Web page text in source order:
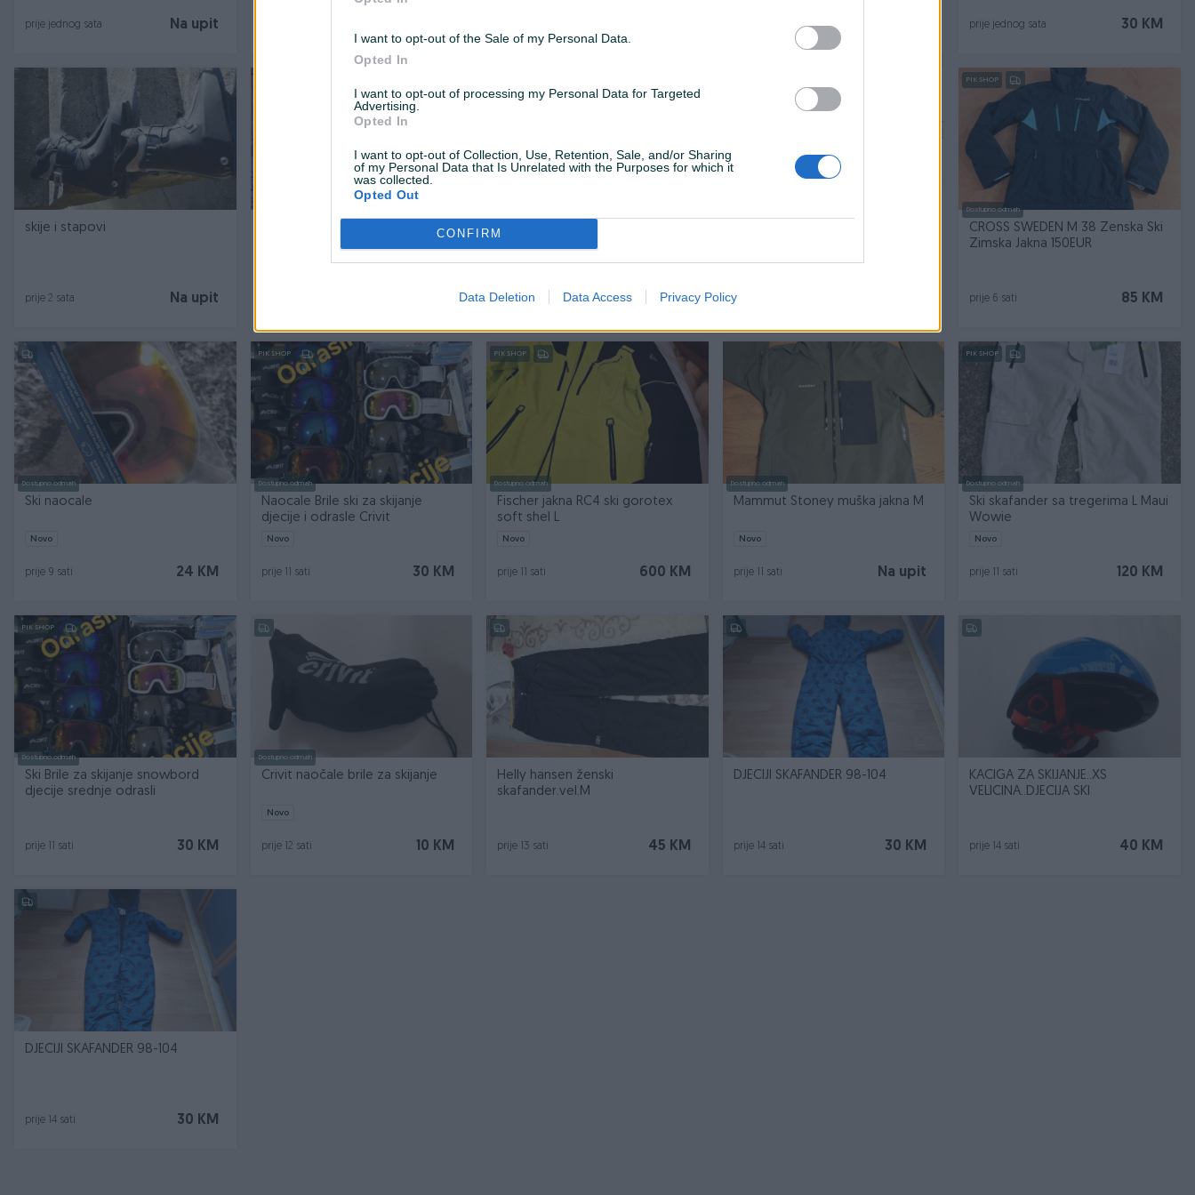
I want to opt-out of the Sale of my Personal Data.
Opted In
I want to opt-out of processing my Personal Data for Targeted
Advertising.
Opted In
I want to opt-out of Collection, Use, Retention, Sale, and/or Sharing
of my Personal Data that Is Unrelated with the Purposes for which it
was collected.
Opted Out
CONFIRM
Data Deletion Data Access Privacy Policy
Na upit
prije jednog sata prije jednog sata 30 KM
prije jednog sata
skije i stapovi
Na upit
prije 2 sata
Skije Volkl 1,70 m
45 KM
prije 3 sata
Novo
prije 4 sata
PIK SHOP
Dostupno odmah
CROSS SWEDEN M 38 Zenska Ski
Zimska Jakna 150EUR
85 KM
prije 6 sati
Dostupno odmah
Ski naocale
Novo
24 KM
prije 9 sati
PIK SHOP
Dostupno odmah
Naocale Brile ski za skijanje
djecije i odrasle Crivit
Novo
30 KM
prije 11 sati
PIK SHOP
Dostupno odmah
Fischer jakna RC4 ski gorotex
soft shel L
Novo
600 KM
prije 11 sati
Dostupno odmah
Mammut Stoney muška jakna M
Novo
Na upit
prije 11 sati
PIK SHOP
Dostupno odmah
Ski skafander sa tregerima L Maui
Wowie
Novo
120 KM
prije 11 sati
PIK SHOP
Dostupno odmah
Ski Brile za skijanje snowbord
djecije srednje odrasli
30 KM
prije 11 sati
Dostupno odmah
Crivit naočale brile za skijanje
Novo
10 KM
prije 12 sati
Helly hansen ženski
skafander.vel.M
45 KM
prije 13 sati
DJECIJI SKAFANDER 98-104
30 KM
prije 14 sati
KACIGA ZA SKIJANJE..XS
VELICINA..DJECIJA SKI
40 KM
prije 14 sati
DJECIJI SKAFANDER 98-104
30 KM
prije 14 sati